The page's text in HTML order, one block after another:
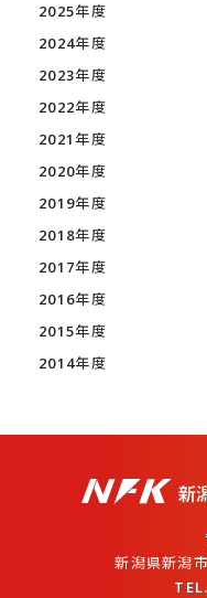
2025年度
2024年度
2023年度
2022年度
2021年度
2020年度
2019年度
2018年度
2017年度
2016年度
2015年度
2014年度
新潟県新潟